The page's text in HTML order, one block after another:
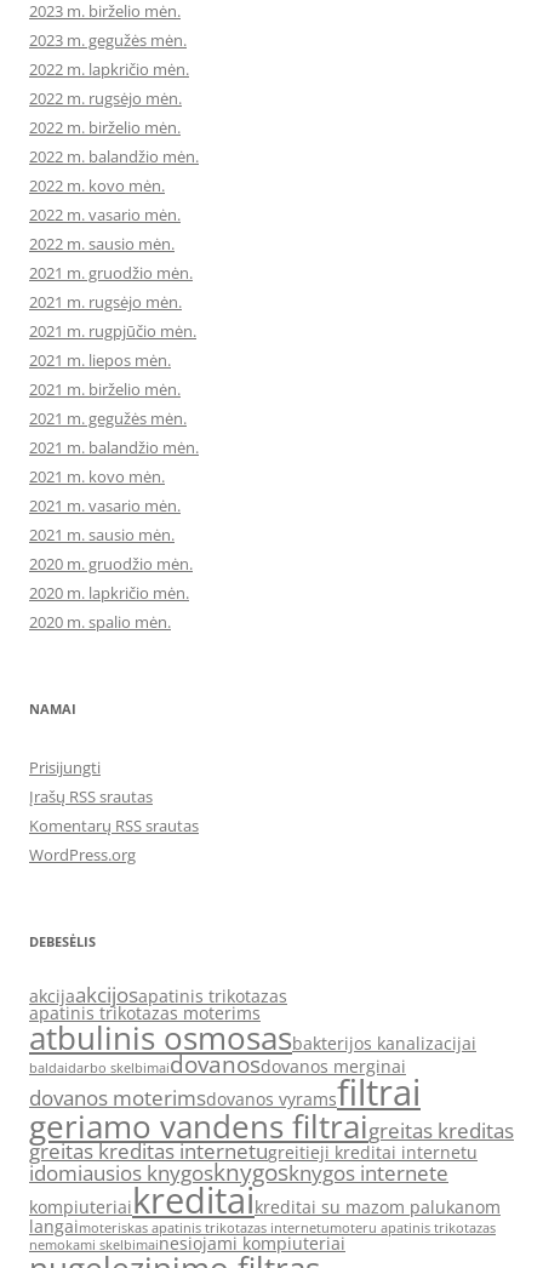
2023 m. birželio mėn.
2023 m. gegužės mėn.
2022 m. lapkričio mėn.
2022 m. rugsėjo mėn.
2022 m. birželio mėn.
2022 m. balandžio mėn.
2022 m. kovo mėn.
2022 m. vasario mėn.
2022 m. sausio mėn.
2021 m. gruodžio mėn.
2021 m. rugsėjo mėn.
2021 m. rugpjūčio mėn.
2021 m. liepos mėn.
2021 m. birželio mėn.
2021 m. gegužės mėn.
2021 m. balandžio mėn.
2021 m. kovo mėn.
2021 m. vasario mėn.
2021 m. sausio mėn.
2020 m. gruodžio mėn.
2020 m. lapkričio mėn.
2020 m. spalio mėn.
NAMAI
Prisijungti
Įrašų RSS srautas
Komentarų RSS srautas
WordPress.org
DEBESĖLIS
akcijaakcijosapatinis trikotazas
apatinis trikotazas moterims
atbulinis osmosasbakterijos kanalizacijai
baldaidarbo skelbimaidovanosdovanos merginai
dovanos moterimsdovanos vyramsfiltrai
geriamo vandens filtraigreitas kreditas
greitas kreditas internetugreitieji kreditai internetu
idomiausios knygosknygosknygos internete
kompiuteriaikreditaikreditai su mazom palukanom
langaimoteriskas apatinis trikotazas internetumoteru apatinis trikotazas
nemokami skelbimainesiojami kompiuteriai